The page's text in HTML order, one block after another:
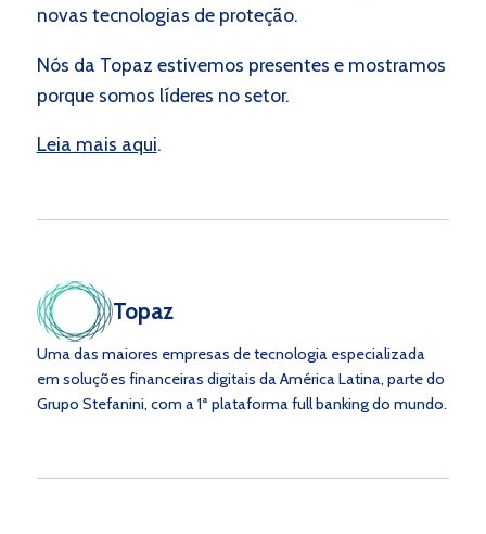
novas tecnologias de proteção.
Nós da Topaz estivemos presentes e mostramos
porque somos líderes no setor.
Leia mais aqui.
Topaz
Uma das maiores empresas de tecnologia especializada
em soluções financeiras digitais da América Latina, parte do
Grupo Stefanini, com a 1ª plataforma full banking do mundo.